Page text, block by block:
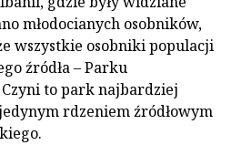
młodocianych osobników,
wszystkie osobniki populacji
źródła – Parku
to park najbardziej
rdzeniem źródłowym